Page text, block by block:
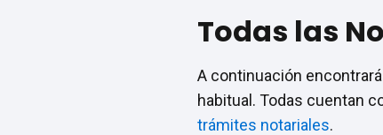
Todas las
A continuación
habitual. Todas cuentan
trámites notariales.